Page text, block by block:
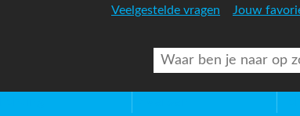
Veelgestelde vragen Jouw